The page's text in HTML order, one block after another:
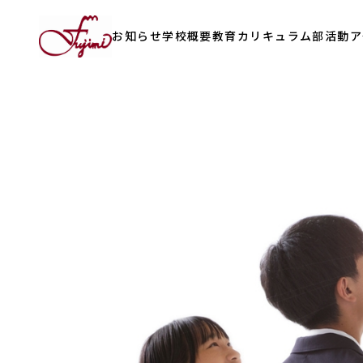
お知らせ学校概要教育カリキュラム部活動